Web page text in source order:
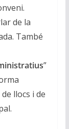
de la
També
”
llocs i de